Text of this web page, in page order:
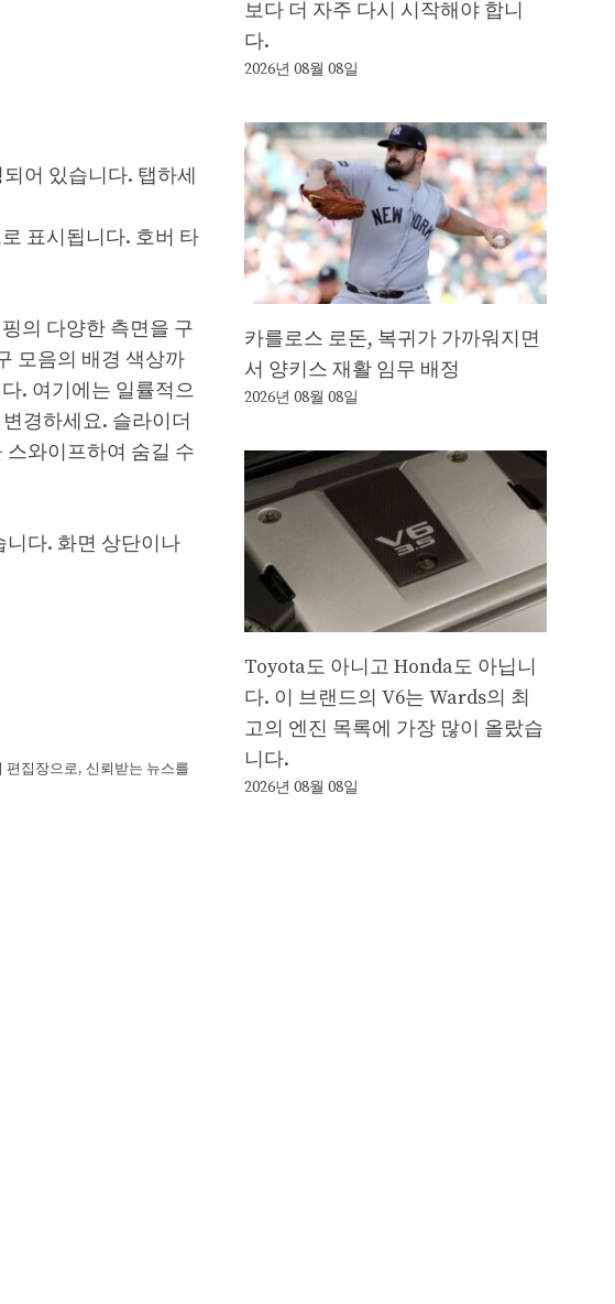
어 있습니다. 탭하세
표시됩니다. 호버 타
의 다양한 측면을 구
모음의 배경 색상까
. 여기에는 일률적으
경하세요. 슬라이더
와이프하여 숨길 수
니다. 화면 상단이나
편집장으로, 신뢰받는 뉴스를
보다 더 자주 다시 시작해야 합니
다.
2026년 08월 08일
카를로스 로돈, 복귀가 가까워지면
서 양키스 재활 임무 배정
2026년 08월 08일
Toyota도 아니고 Honda도 아닙니
다. 이 브랜드의 V6는 Wards의 최
고의 엔진 목록에 가장 많이 올랐습
니다.
2026년 08월 08일